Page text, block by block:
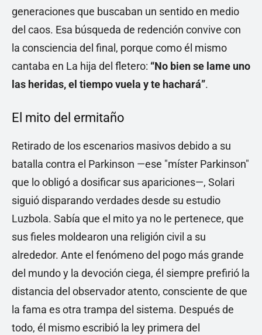
generaciones que buscaban un sentido en medio
del caos. Esa búsqueda de redención convive con
la consciencia del final, porque como él mismo
cantaba en La hija del fletero: “No bien se lame uno
las heridas, el tiempo vuela y te hachará”.
El mito del ermitaño
Retirado de los escenarios masivos debido a su
batalla contra el Parkinson —ese "míster Parkinson"
que lo obligó a dosificar sus apariciones—, Solari
siguió disparando verdades desde su estudio
Luzbola. Sabía que el mito ya no le pertenece, que
sus fieles moldearon una religión civil a su
alrededor. Ante el fenómeno del pogo más grande
del mundo y la devoción ciega, él siempre prefirió la
distancia del observador atento, consciente de que
la fama es otra trampa del sistema. Después de
todo, él mismo escribió la ley primera del